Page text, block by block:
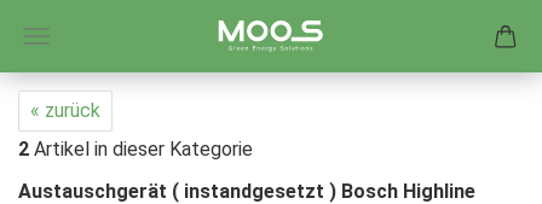
« zurück
2 Artikel in dieser Kategorie
Austauschgerät ( instandgesetzt ) Bosch Highline